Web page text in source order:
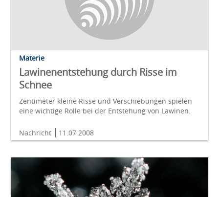
Materie
Lawinenentstehung durch Risse im
Schnee
Zentimeter kleine Risse und Verschiebungen spielen
eine wichtige Rolle bei der Entstehung von Lawinen.
Nachricht 11.07.2008